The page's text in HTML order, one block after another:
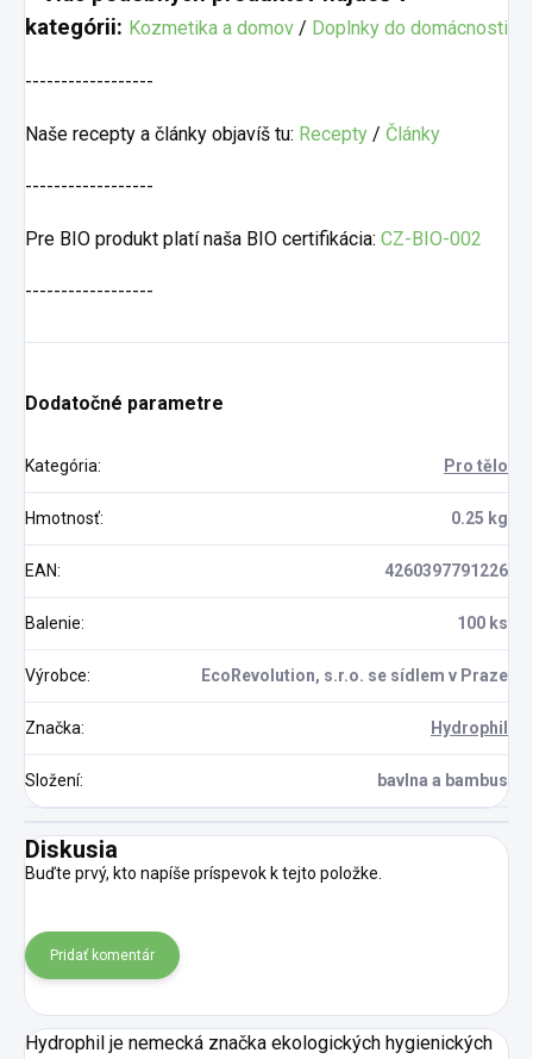
kategórii: Kozmetika a domov / Doplnky do domácnosti
------------------
Naše recepty a články objavíš tu: Recepty / Články
------------------
Pre BIO produkt platí naša BIO certifikácia: CZ-BIO-002
------------------
Dodatočné parametre
Kategória: Pro tělo
Hmotnosť: 0.25 kg
EAN: 4260397791226
Balenie: 100 ks
Výrobce: EcoRevolution, s.r.o. se sídlem v Praze
Značka: Hydrophil
Složení: bavlna a bambus
Diskusia
Buďte prvý, kto napíše príspevok k tejto položke.
Pridať komentár
Hydrophil je nemecká značka ekologických hygienických